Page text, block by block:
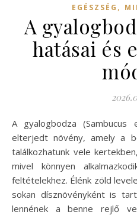
EGÉSZSÉG ,
A
hatásai és
A gyalogbodza (Sambucus ebulus) egy széles körben
elterjedt növény, amely a
találkozhatunk vele
mivel könnyen
feltételekhez. Élénk zöld
sokan dísznövényként is
lennének a benne rejlő